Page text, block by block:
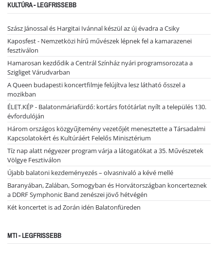
KULTÚRA - LEGFRISSEBB
Szász Jánossal és Hargitai Ivánnal készül az új évadra a Csiky
Kaposfest - Nemzetközi hírű művészek lépnek fel a kamarazenei
fesztiválon
Hamarosan kezdődik a Centrál Színház nyári programsorozata a
Szigliget Várudvarban
A Queen budapesti koncertfilmje felújítva lesz látható ősszel a
mozikban
ÉLET.KÉP - Balatonmáriafürdő: kortárs fotótárlat nyílt a település 130.
évfordulóján
Három országos közgyűjtemény vezetőjét menesztette a Társadalmi
Kapcsolatokért és Kultúráért Felelős Minisztérium
Tíz nap alatt négyezer program várja a látogatókat a 35. Művészetek
Völgye Fesztiválon
Újabb balatoni kezdeményezés – olvasnivaló a kévé mellé
Baranyában, Zalában, Somogyban és Horvátországban koncerteznek
a DDRF Symphonic Band zenészei jövő hétvégén
Két koncertet is ad Zorán idén Balatonfüreden
MTI - LEGFRISSEBB